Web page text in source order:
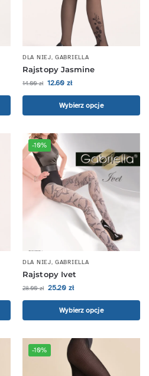
DLA NIEJ,GABRIELLA
Rajstopy Jasmine
14.00zł 12.60 zł
Wybierz opcje
-10%
DLA NIEJ,GABRIELLA
Rajstopy Ivet
28.00zł 25.20 zł
Wybierz opcje
-10%